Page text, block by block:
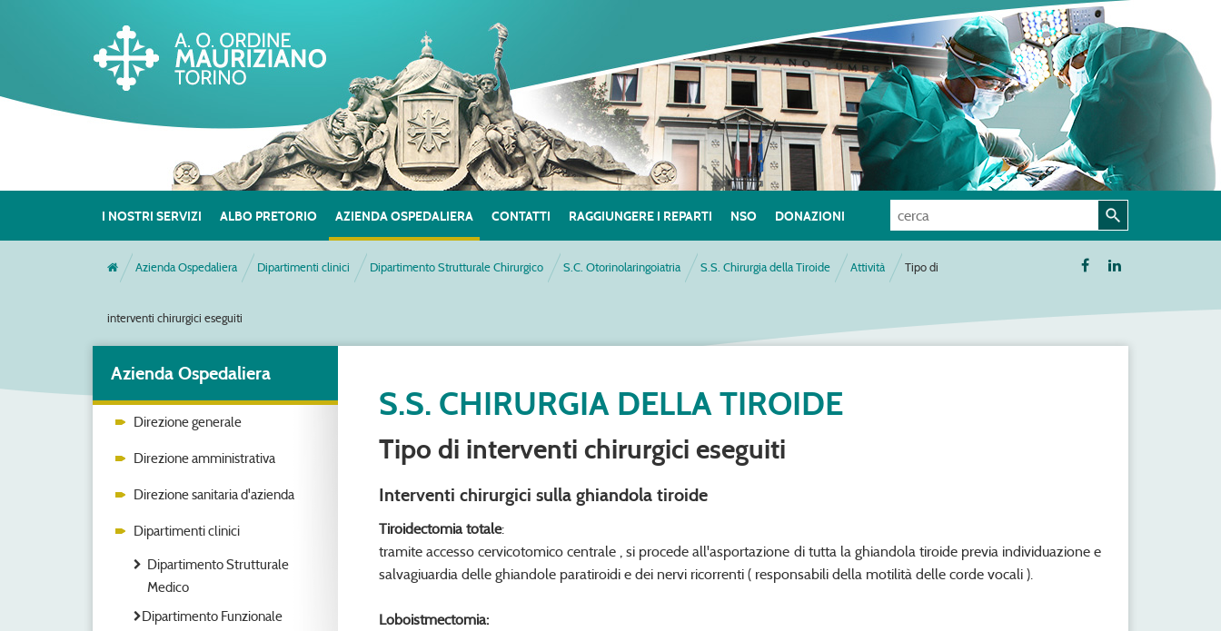
I NOSTRI SERVIZI ALBO PRETORIO AZIENDA OSPEDALIERA CONTATTI RAGGIUNGERE I REPARTI NSO DONAZIONI
Azienda Ospedaliera Dipartimenti clinici Dipartimento Strutturale Chirurgico S.C. Otorinolaringoiatria S.S. Chirurgia della Tiroide Attività Tipo di
interventi chirurgici eseguiti
Azienda Ospedaliera
Direzione generale
Direzione amministrativa
Direzione sanitaria d'azienda
Dipartimenti clinici
Dipartimento Strutturale
Medico
Dipartimento Funzionale
S.S. CHIRURGIA DELLA TIROIDE
Tipo di interventi chirurgici eseguiti
Interventi chirurgici sulla ghiandola tiroide
Tiroidectomia totale:
tramite accesso cervicotomico centrale , si procede all'asportazione di tutta la ghiandola tiroide previa individuazione e
salvagiuardia delle ghiandole paratiroidi e dei nervi ricorrenti ( responsabili della motilità delle corde vocali ).
Loboistmectomia: